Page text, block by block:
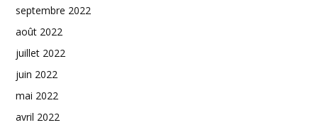
septembre 2022
août 2022
juillet 2022
juin 2022
mai 2022
avril 2022